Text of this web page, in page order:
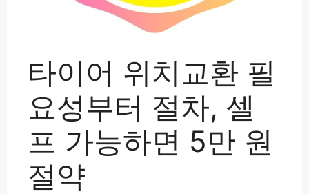
타이어 위치교환 필
요성부터 절차, 셀
프 가능하면 5만 원
절약